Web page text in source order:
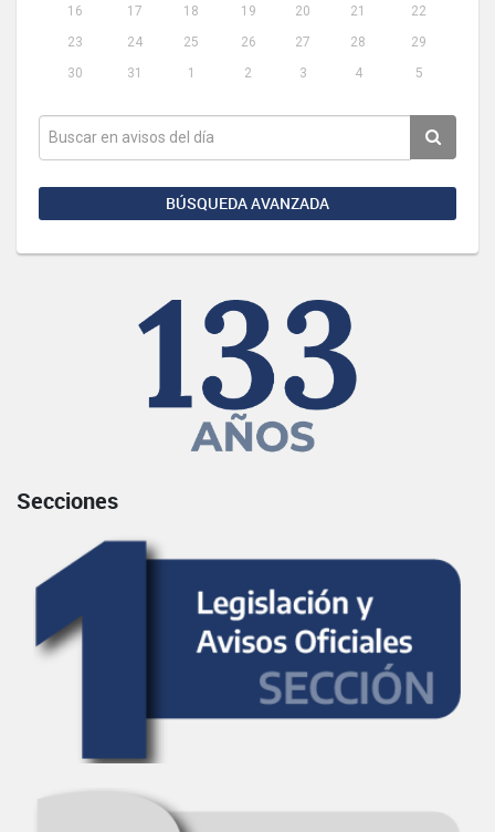
16
17 18 19 20 21
22
23
24 25 26 27 28
29
30
31 1 2 3 4 5
BÚSQUEDA AVANZADA
Secciones